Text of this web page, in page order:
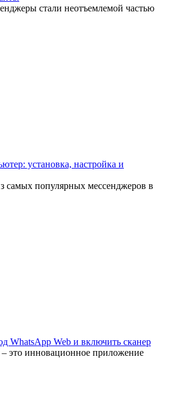
стали неотъемлемой частью
установка, настройка и
самых популярных мессенджеров в
WhatsApp Web и включить сканер
это инновационное приложение